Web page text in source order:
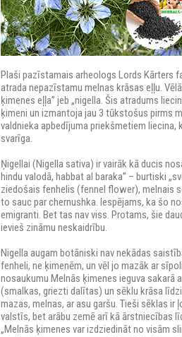
Plaši pazīstamais arheologs Lords Kārters
atrada nepazīstamu melnas krāsas eļļu.
ķimenes eļļa” jeb „nigella. Šis atradums
ķimeni un izmantoja jau 3 tūkstošus pirms
valdnieka apbedījuma priekšmetiem liecina,
svarīga.
Ņigellai (Nigella sativa) ir vairāk kā ducis
hindu valodā, habbat al baraka” – burtiski
ziedošais fenhelis (fennel flower), melnais
to sauc par chernushka. Iespējams, ka šo
emigranti. Bet tas nav viss. Protams, šie
ievieš zināmu neskaidrību.
Nigella augam botāniski nav nekādas
fenheli, ne ķimenēm, un vēl jo mazāk ar
nosaukumu Melnās ķimenes ieguva sakarā
(smalkas, griezti dalītas) un sēklu krāsa
mazas, melnas, ar asu garšu. Tieši sēklas ir
valstīs, bet arābu zemē arī kā ārstniecības
„Melnās ķimenes var izdziedināt no visām